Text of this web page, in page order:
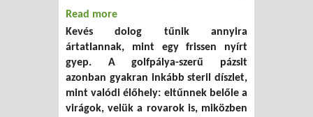
Read more
ökológiai ár
Kevés dolog tűnik annyira
ártatlannak, mint egy frissen nyírt
gyep. A golfpálya-szerű pázsit
azonban gyakran inkább steril díszlet,
mint valódi élőhely: eltűnnek belőle a
virágok, velük a rovarok is, miközben